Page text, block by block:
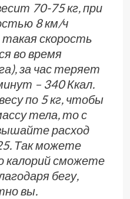
70-75 кг, при
8 км/ч
скорость
во время
за час теряет
– 340 Ккал.
по 5 кг, чтобы
тела, то с
расход
Так можете
калорий сможете
бегу,
вы.